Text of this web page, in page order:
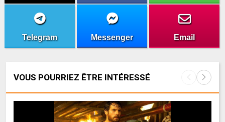
Telegram Messenger Email
VOUS POURRIEZ ÊTRE INTÉRESSÉ